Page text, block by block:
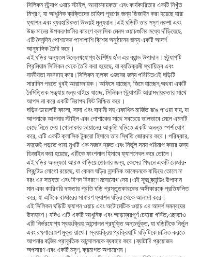
সিলিকন স্ট্র্যাপ ওয়াচ স্টাইল, আরামদায়কতা এবং কার্যকারিতার একটি নিখুঁত
মিশ্রণ, যা আধুনিক ব্যক্তিদের চাহিদা পূরণের জন্য ডিজাইন করা হয়েছে যারা
ফ্যাশন এবং ব্যবহারিকতা উভয়ই মূল্যবান।এই ঘড়িটি তার মসৃণ নকশা এবং
উচ্চ মানের উপকরণগুলির কারণে ক্লাসিক মেনস ওয়াচগুলির মধ্যে দাঁড়িয়েছে,
এটি দৈনন্দিন পোশাকের পাশাপাশি বিশেষ অনুষ্ঠানের জন্য একটি আদর্শ
আনুষাঙ্গিক তৈরি করে।
এই ঘড়ির অন্যতম উল্লেখযোগ্য বৈশিষ্ট্য হ'ল এর ব্যান্ড উপাদান। স্ট্র্যাপটি
প্রিমিয়াম সিলিকন থেকে তৈরি করা হয়েছে, যা ব্যতিক্রমী স্থায়িত্ব এবং
নমনীয়তা সরবরাহ করে।সিলিকন হালকা ওজনের জন্য পরিচিতএই ঘড়িটি
সারাদিন পরতে খুবই আরামদায়ক। অফিসে যাচ্ছেন, জিমে যাচ্ছেন,অথবা একটি
নৈমিত্তিক সন্ধ্যায় জন্য বাইরে যাচ্ছে, সিলিকন স্ট্র্যাপটি আরামদায়কতার সাথে
আপস না করে একটি নিরাপদ ফিট নিশ্চিত করে।
ঘড়ির ডায়ালটি কালো, সাদা এবং বাদামী সহ একাধিক মার্জিত রঙে পাওয়া যায়, যা
আপনাকে আপনার স্টাইল এবং পোশাকের সাথে সবচেয়ে ভালভাবে মেলে এমনটি
বেছে নিতে দেয়।গোলাকার ডায়ালের আকৃতি ঘড়িতে একটি অনন্ত স্পর্শ যোগ
করে, এটি একটি ক্লাসিক টুকরো হিসাবে তার স্থিতি জোরদার করে। পরিষ্কার,
সহজেই পড়তে পারা মুখটি এক নজরে দ্রুত এবং নির্ভুল সময় পরিমাপ করার জন্য
ডিজাইন করা হয়েছে, এটিকে ফাংশনাল হিসাবে ফ্যাশনেবল করে তোলে।
এই ঘড়ির অনন্যতা আরও বাড়িয়ে তোলার জন্য, কেসের পিছনে একটি লেজার-
প্রিন্টেড লোগো রয়েছে, যা কেবল ঘড়ির নান্দনিক আবেদনকে বাড়িয়ে তোলে না
বরং এর সত্যতা এবং বিশদ বিবরণে মনোযোগ দেয়।এই সূক্ষ্ম ব্র্যান্ডিং উপাদান
মান এবং কারিগরি দক্ষতার প্রতি ঘড়ি প্রস্তুতকারকের অঙ্গীকারকে প্রতিফলিত
করে, যা এটিকে বাজারের সাধারণ ফ্যাশন ঘড়ির থেকে আলাদা করে।
এই সিলিকন ঘড়িটি ফ্যাশন ওয়াচ এবং অটোমেটিক ওয়াচ এর আদর্শ সমন্বয়ের
উদাহরণ। যদিও এটি একটি আধুনিক এবং আড়ম্বরপূর্ণ চেহারা গর্বিত,এছাড়াও
এটি নির্ভরযোগ্য স্বয়ংক্রিয় আন্দোলন প্রযুক্তি অন্তর্ভুক্ত, যা ঘড়িটিকে নির্ভুল
এবং রক্ষণাবেক্ষণ মুক্ত রাখে। স্বয়ংক্রিয় প্রক্রিয়াটি ঘড়িটিকে চালিত করতে
আপনার কব্জির প্রাকৃতিক আন্দোলনকে ব্যবহার করে।ব্যাটারি প্রয়োজন
অপসারণ এবং একটি মসৃণ, ক্রমাগত অপারেশন।